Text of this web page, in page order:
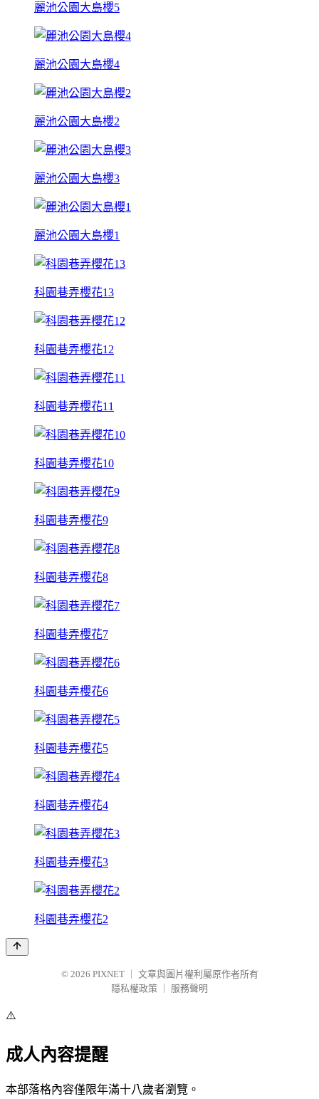
麗池公園大島櫻5
麗池公園大島櫻4
麗池公園大島櫻2
麗池公園大島櫻3
麗池公園大島櫻1
科園巷弄櫻花13
科園巷弄櫻花12
科園巷弄櫻花11
科園巷弄櫻花10
科園巷弄櫻花9
科園巷弄櫻花8
科園巷弄櫻花7
科園巷弄櫻花6
科園巷弄櫻花5
科園巷弄櫻花4
科園巷弄櫻花3
科園巷弄櫻花2
© 2026 PIXNET
文章與圖片權利屬原作者所有
隱私權政策
服務聲明
⚠️
成人內容提醒
本部落格內容僅限年滿十八歲者瀏覽。